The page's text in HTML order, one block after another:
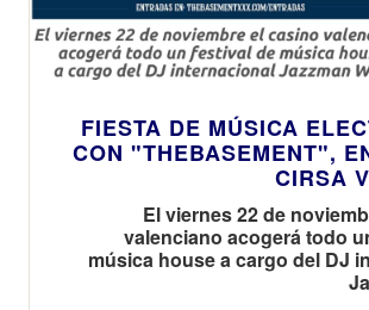
FIESTA DE MÚSICA
CON "THEBASEMENT",
CIRSA
El viernes 22 de
valenciano acogerá todo
música house a cargo del DJ